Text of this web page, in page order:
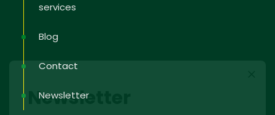
services
Blog
Contact
Newsletter
Newsletter